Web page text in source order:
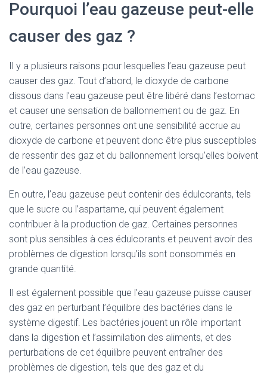
Pourquoi l’eau gazeuse peut-elle
causer des gaz ?
Il y a plusieurs raisons pour lesquelles l’eau gazeuse peut
causer des gaz. Tout d’abord, le dioxyde de carbone
dissous dans l’eau gazeuse peut être libéré dans l’estomac
et causer une sensation de ballonnement ou de gaz. En
outre, certaines personnes ont une sensibilité accrue au
dioxyde de carbone et peuvent donc être plus susceptibles
de ressentir des gaz et du ballonnement lorsqu’elles boivent
de l’eau gazeuse.
En outre, l’eau gazeuse peut contenir des édulcorants, tels
que le sucre ou l’aspartame, qui peuvent également
contribuer à la production de gaz. Certaines personnes
sont plus sensibles à ces édulcorants et peuvent avoir des
problèmes de digestion lorsqu’ils sont consommés en
grande quantité.
Il est également possible que l’eau gazeuse puisse causer
des gaz en perturbant l’équilibre des bactéries dans le
système digestif. Les bactéries jouent un rôle important
dans la digestion et l’assimilation des aliments, et des
perturbations de cet équilibre peuvent entraîner des
problèmes de digestion, tels que des gaz et du